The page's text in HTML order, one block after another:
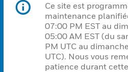
Ce site est
maintenance
07:00 PM EST au
05:00 AM EST (du
PM UTC au
UTC). Nous vous
patience durant